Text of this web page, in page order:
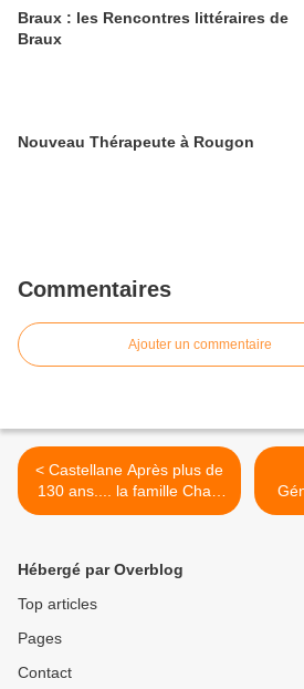
Braux : les Rencontres littéraires de
Braux
Nouveau Thérapeute à Rougon
Commentaires
Ajouter un commentaire
< Castellane Après plus de
130 ans.... la famille Chaix
passe la main
Hébergé par Overblog
Top articles
Pages
Contact